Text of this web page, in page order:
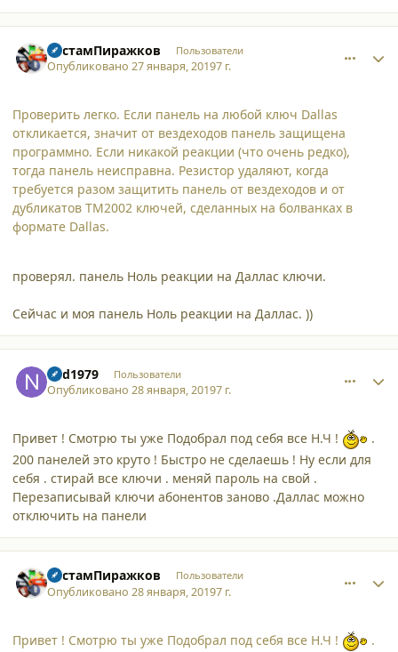
РустамПиражков Пользователи
Опубликовано27 января, 20197 г.
Проверить легко. Если панель на любой ключ Dallas
откликается, значит от вездеходов панель защищена
программно. Если никакой реакции (что очень редко),
тогда панель неисправна. Резистор удаляют, когда
требуется разом защитить панель от вездеходов и от
дубликатов ТМ2002 ключей, сделанных на болванках в
формате Dallas.
проверял. панель Ноль реакции на Даллас ключи.
Сейчас и моя панель Ноль реакции на Даллас. ))
ned1979 Пользователи
Опубликовано28 января, 20197 г.
Привет ! Смотрю ты уже Подобрал под себя все Н.Ч !
.
200 панелей это круто ! Быстро не сделаешь ! Ну если для
себя . стирай все ключи . меняй пароль на свой .
Перезаписывай ключи абонентов заново .Даллас можно
отключить на панели
РустамПиражков Пользователи
Опубликовано28 января, 20197 г.
Привет ! Смотрю ты уже Подобрал под себя все Н.Ч !
.